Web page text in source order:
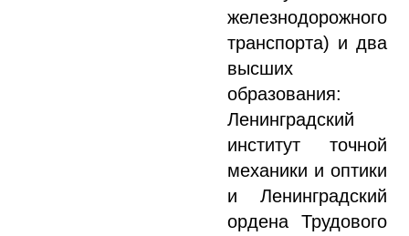
железнодорожного
транспорта) и два
высших
образования:
Ленинградский
институт точной
механики и оптики
и Ленинградский
ордена Трудового